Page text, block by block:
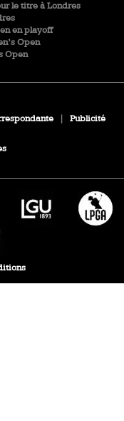
le titre à Londres
en playoff
Open
Open
Publicité